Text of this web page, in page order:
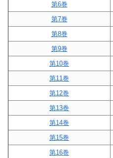
第6巻
第7巻
第8巻
第9巻
第10巻
第11巻
第12巻
第13巻
第14巻
第15巻
第16巻